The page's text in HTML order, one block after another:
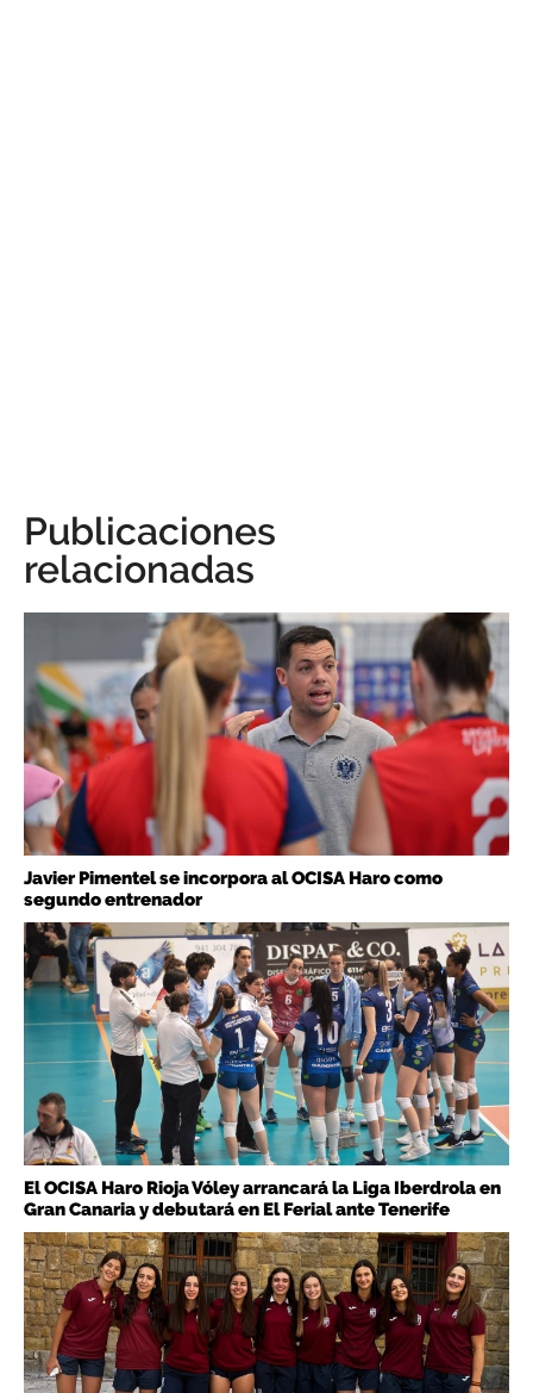
Publicaciones
relacionadas
Javier Pimentel se incorpora al OCISA Haro como
segundo entrenador
El OCISA Haro Rioja Vóley arrancará la Liga Iberdrola en
Gran Canaria y debutará en El Ferial ante Tenerife